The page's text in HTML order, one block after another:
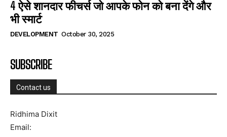
4 ऐसे शानदार फीचर्स जो आपके फोन को बना देंगे और
भी स्मार्ट
DEVELOPMENT October 30, 2025
SUBSCRIBE
Contact us
Ridhima Dixit
Email: